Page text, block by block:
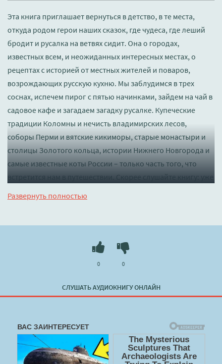
Эта книга приглашает вернуться в детство, в те места,
откуда родом герои наших сказок, где чудеса, где леший
бродит и русалка на ветвях сидит. Она о городах,
известных всем, и неожиданных интересных местах, о
рецептах с историей от местных жителей и поваров,
возрождающих русскую кухню. Мы заблудимся в трех
соснах, испечем пирог с пятью начинками, зайдем на чай в
садовое кафе и загадаем загадку русалке. Купеческие
традиции Коломны и нечисть владимирских лесов,
соборы Перми и вятские кикиморы, старые монастыри и
столицы Золотого кольца, истории Нижнего Новгорода и
самые известные коты России – только часть того, что
встретится нам в путешествии. Скорее слушайте книгу: уже
Юлия Евдокимова" в хорошем качестве полностью
бесплатно без регистрации на лучшем сайте
Развернуть полностью
СЛУШАТЬ АУДИОКНИГУ ОНЛАЙН
0 0